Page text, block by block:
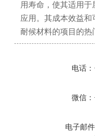
用寿命，使其适用
应用。其成本效益和
耐候材料的项目的热
电话
微信：
电子邮